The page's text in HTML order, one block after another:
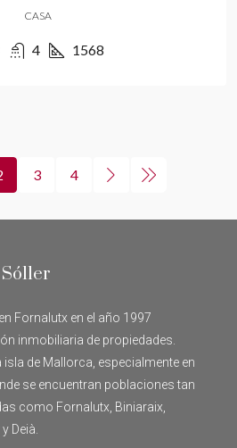
CASA
4 1568
3 4
Fornalutx en el año 1997
inmobiliaria de propiedades.
de Mallorca, especialmente en
se encuentran poblaciones tan
como Fornalutx, Biniaraix,
Deià.